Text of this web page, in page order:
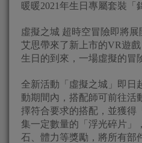
暖暖2021年生日專屬套裝「
虛擬之城 超時空冒險即將展
艾思帶來了新上市的VR遊
生日的到來，一場虛擬的冒
全新活動「虛擬之城」即日
動期間內，搭配師可前往活
擇符合要求的搭配，並獲得
集一定數量的「浮光碎片」
石、體力等獎勵，將所有部